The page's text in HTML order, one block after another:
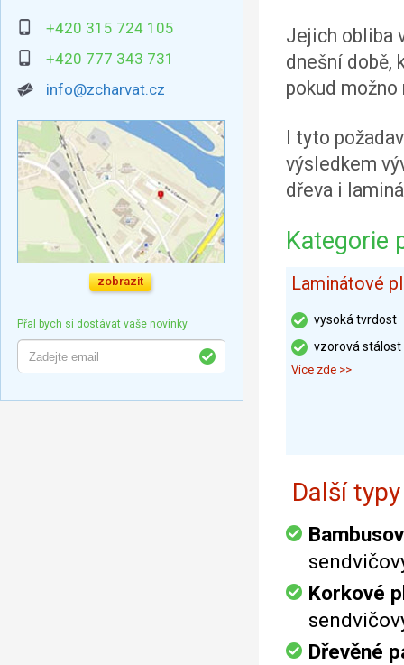
+420 315 724 105
+420 777 343 731
info@zcharvat.cz
zobrazit
Přal bych si dostávat vaše novinky
Jejich obliba
dnešní době,
pokud
I tyto
výsledkem
dřeva i
Kategorie
Laminátové
vysoká tvrdost
vzorová stálost
Více zde >>
Další
Korkové
Dřevěné